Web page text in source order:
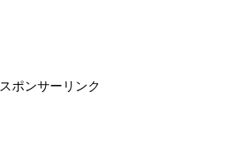
スポンサーリンク